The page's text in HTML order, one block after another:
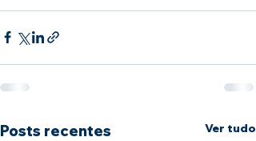
Posts recentes Ver tudo